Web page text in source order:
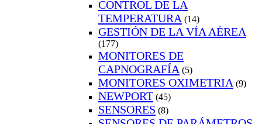
CONTROL DE LA
TEMPERATURA (14)
GESTIÓN DE LA VÍA AÉREA
(177)
MONITORES DE
CAPNOGRAFÍA (5)
MONITORES OXIMETRIA (9)
NEWPORT (45)
SENSORES (8)